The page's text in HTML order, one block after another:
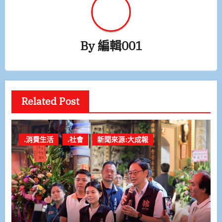
By編輯001
Related Post
.消費生活 .社會 新聞來源:大成報